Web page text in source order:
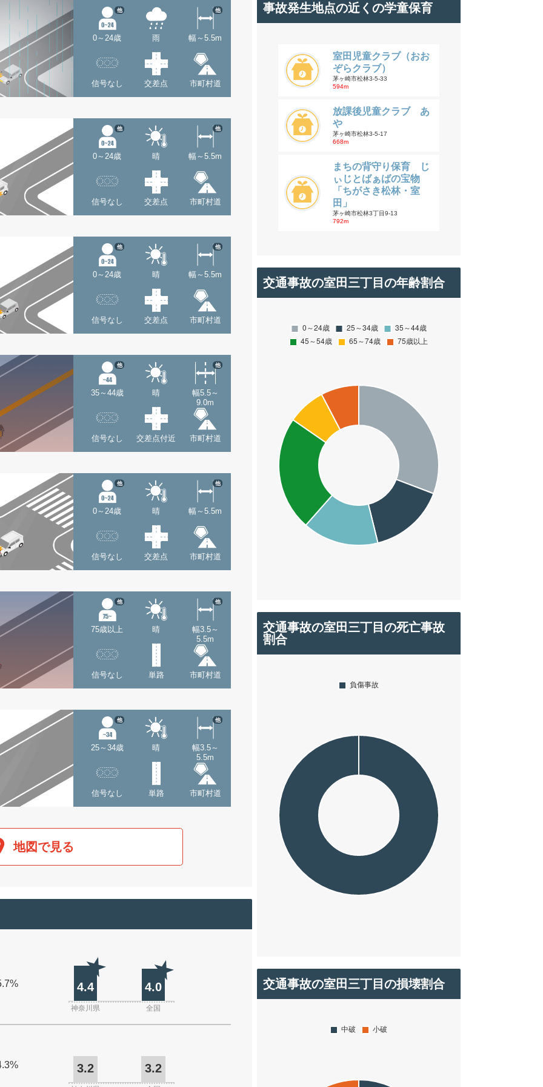
0～24歳
他
雨 幅～5.5m
他
信号なし 交差点 市町村道
0～24歳
他
晴 幅～5.5m
他
信号なし 交差点 市町村道
0～24歳
他
晴 幅～5.5m
他
信号なし 交差点 市町村道
35～44歳
他
晴
幅5.5～
9.0m
他
信号なし 交差点付近 市町村道
0～24歳
他
晴 幅～5.5m
他
信号なし 交差点 市町村道
75歳以上
他
晴
幅3.5～
5.5m
他
信号なし 単路 市町村道
25～34歳
他
晴
幅3.5～
5.5m
他
信号なし 単路 市町村道
地図で見る
4.4 4.0
神奈川県 全国
3.2 3.2
事故発生地点の近くの学童保育
室田児童クラブ（おお
ぞらクラブ）
茅ヶ崎市松林3-5-33
594m
放課後児童クラブ あ
や
茅ヶ崎市松林3-5-17
668m
まちの背守り保育 じ
ぃじとばぁばの宝物
「ちがさき松林・室
田」
茅ヶ崎市松林3丁目9-13
792m
交通事故の室田三丁目の年齢割合
交通事故の室田三丁目の死亡事故
割合
交通事故の室田三丁目の損壊割合